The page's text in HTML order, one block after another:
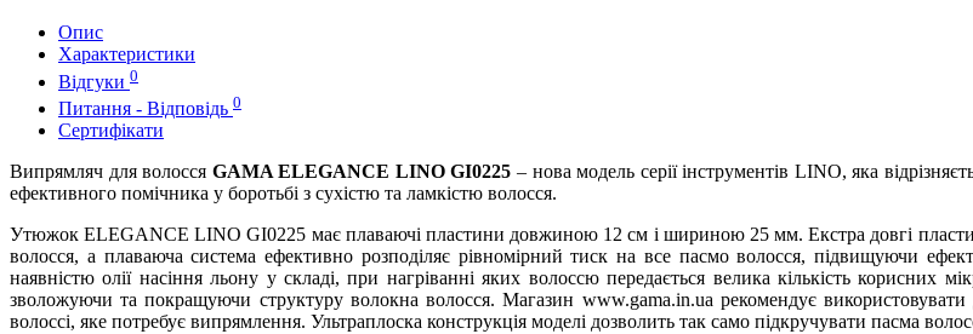
Опис
Характеристики
Відгуки 0
Питання - Відповідь 0
Сертифікати
Випрямляч для волосся GAMA ELEGANCE LINO GI0225 – нова модель серії інструментів LINO, яка
ефективного помічника у боротьбі з сухістю та ламкістю волосся.
Утюжок ELEGANCE LINO GI0225 має плаваючі пластини довжиною 12 см і шириною 25 мм. Екстра довгі
волосся, а плаваюча система ефективно розподіляє рівномірний тиск на все пасмо волосся, підвищуючи
наявністю олії насіння льону у складі, при нагріванні яких волоссю передається велика кількість корисних
зволожуючи та покращуючи структуру волокна волосся. Магазин www.gama.in.ua рекомендує
волоссі, яке потребує випрямлення. Ультраплоска конструкція моделі дозволить так само підкручувати пасма